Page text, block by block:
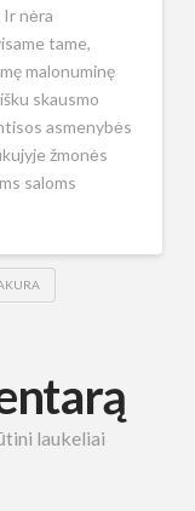
nėra
tame,
malonuminę
skausmo
asmenybės
žmonės
saloms
laukeliai